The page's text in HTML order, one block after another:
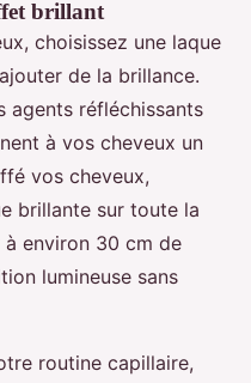
brillant
choisissez une laque
de la brillance.
agents réfléchissants
à vos cheveux un
vos cheveux,
brillante sur toute la
environ 30 cm de
lumineuse sans
routine capillaire,